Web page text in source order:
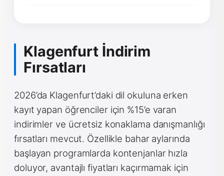
Klagenfurt İndirim
Fırsatları
2026’da Klagenfurt’daki dil okuluna erken
kayıt yapan öğrenciler için %15’e varan
indirimler ve ücretsiz konaklama danışmanlığı
fırsatları mevcut. Özellikle bahar aylarında
başlayan programlarda kontenjanlar hızla
doluyor, avantajlı fiyatları kaçırmamak için